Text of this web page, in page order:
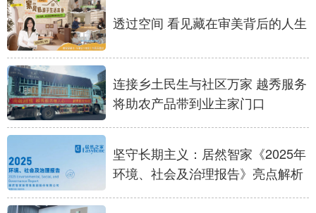
透过空间 看见藏在审美背后的人生
连接乡土民生与社区万家 越秀服务
将助农产品带到业主家门口
坚守长期主义：居然智家《2025年
环境、社会及治理报告》亮点解析